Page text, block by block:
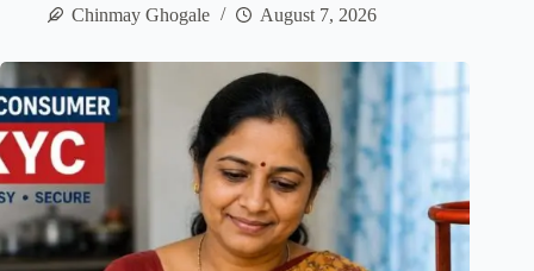
Chinmay Ghogale
August 7, 2026